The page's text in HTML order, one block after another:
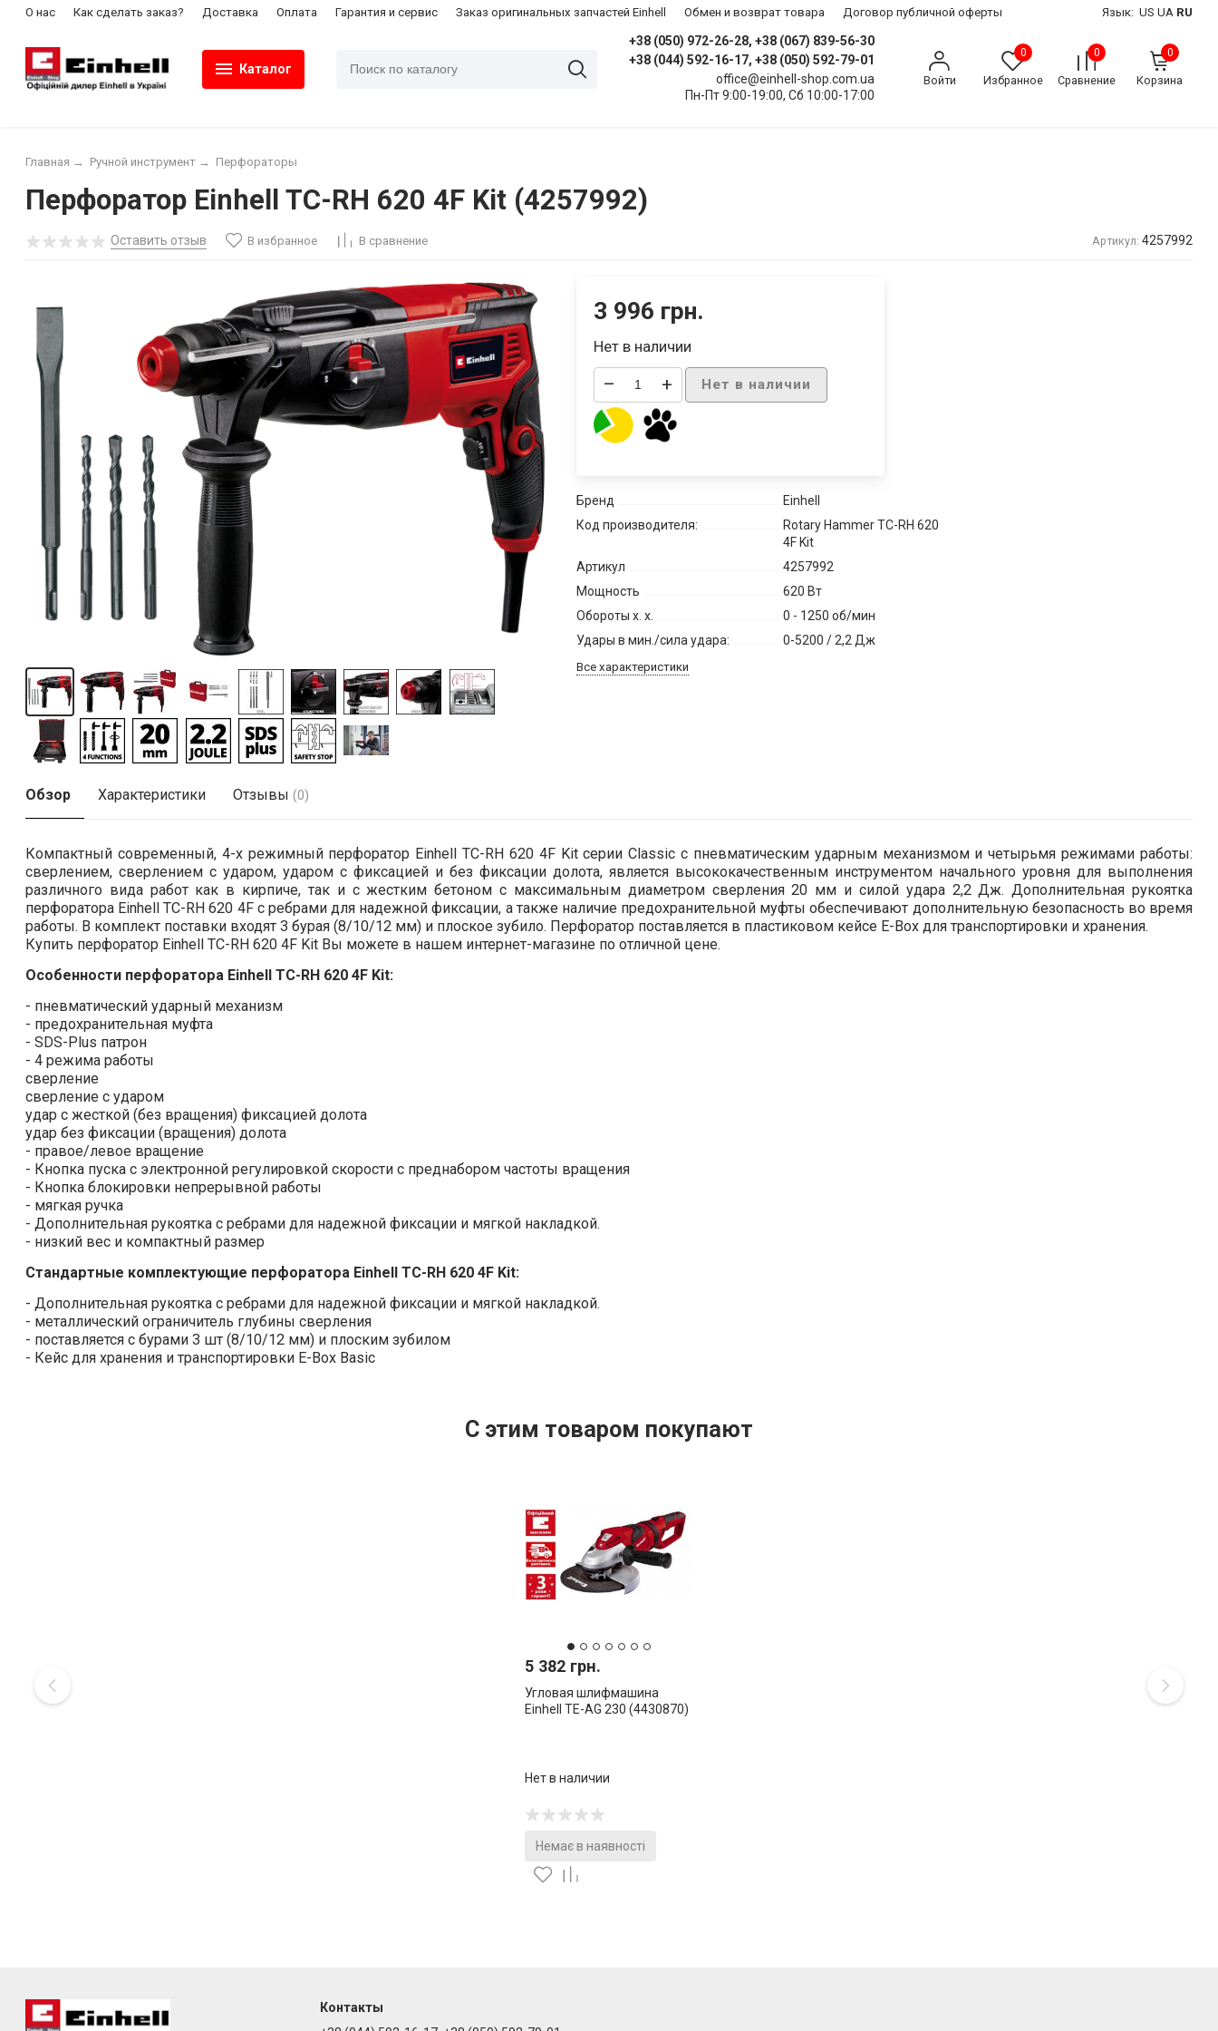
О нас Как сделать заказ? Доставка Оплата Гарантия и сервис Заказ оригинальных запчастей Einhell Обмен и возврат товара Договор публичной оферты Язык: US UA RU
Каталог
+38 (050) 972-26-28, +38 (067) 839-56-30
+38 (044) 592-16-17, +38 (050) 592-79-01
office@einhell-shop.com.ua
Пн-Пт 9:00-19:00, Сб 10:00-17:00
Войти
0
Избранное
0
Сравнение
0
Корзина
Главная → Ручной инструмент → Перфораторы
Перфоратор Einhell TC-RH 620 4F Kit (4257992)
Оставить отзыв В избранное В сравнение Артикул: 4257992
3 996 грн.
Нет в наличии
– + Нет в наличии
Бренд
Einhell
Код производителя:
Rotary Hammer TC-RH 620
4F Kit
Артикул
4257992
Мощность
620 Вт
Обороты х. х.
0 - 1250 об/мин
Удары в мин./сила удара:
0-5200 / 2,2 Дж
Все характеристики
Обзор Характеристики Отзывы (0)
Компактный современный, 4-х режимный перфоратор Einhell TC-RH 620 4F Kit серии Classic с пневматическим ударным механизмом и четырьмя режимами работы:
сверлением, сверлением с ударом, ударом с фиксацией и без фиксации долота, является высококачественным инструментом начального уровня для выполнения
различного вида работ как в кирпиче, так и с жестким бетоном с максимальным диаметром сверления 20 мм и силой удара 2,2 Дж. Дополнительная рукоятка
перфоратора Einhell TC-RH 620 4F с ребрами для надежной фиксации, а также наличие предохранительной муфты обеспечивают дополнительную безопасность во время
работы. В комплект поставки входят 3 бурая (8/10/12 мм) и плоское зубило. Перфоратор поставляется в пластиковом кейсе E-Box для транспортировки и хранения.
Купить перфоратор Einhell TC-RH 620 4F Kit Вы можете в нашем интернет-магазине по отличной цене.
Особенности перфоратора Einhell TC-RH 620 4F Kit:
- пневматический ударный механизм
- предохранительная муфта
- SDS-Plus патрон
- 4 режима работы
сверление
сверление с ударом
удар с жесткой (без вращения) фиксацией долота
удар без фиксации (вращения) долота
- правое/левое вращение
- Кнопка пуска с электронной регулировкой скорости с преднабором частоты вращения
- Кнопка блокировки непрерывной работы
- мягкая ручка
- Дополнительная рукоятка с ребрами для надежной фиксации и мягкой накладкой.
- низкий вес и компактный размер
Стандартные комплектующие перфоратора Einhell TC-RH 620 4F Kit:
- Дополнительная рукоятка с ребрами для надежной фиксации и мягкой накладкой.
- металлический ограничитель глубины сверления
- поставляется с бурами 3 шт (8/10/12 мм) и плоским зубилом
- Кейс для хранения и транспортировки E-Box Basic
С этим товаром покупают
5 382 грн.
Угловая шлифмашина
Einhell TE-AG 230 (4430870)
Нет в наличии
Немає в наявності
Контакты